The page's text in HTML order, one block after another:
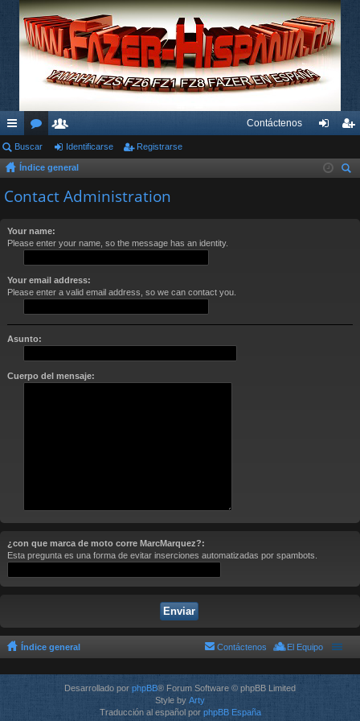
nl
ac
es
pi
s
or
os
su
ari
os
Contáctenos
nti ist
Buscar Identificarse Registrarse
Índice general
Contact Administration
Your name:
Please enter your name, so the message has an identity.
Your email address:
Please enter a valid email address, so we can contact you.
Asunto:
Cuerpo del mensaje:
¿con que marca de moto corre MarcMarquez?:
Esta pregunta es una forma de evitar inserciones automatizadas por spambots.
Índice general El Equipo
Contáctenos
Desarrollado por phpBB® Forum Software © phpBB Limited
Style by Arty
Traducción al español por phpBB España